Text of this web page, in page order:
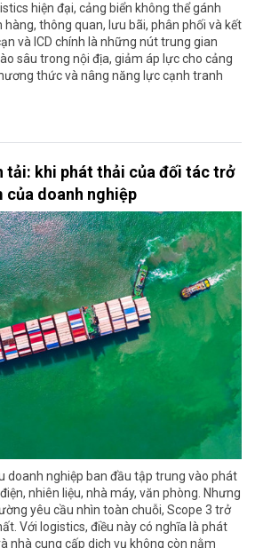
hiện đại, cảng biển không thể gánh
thông quan, lưu bãi, phân phối và kết
và ICD chính là những nút trung gian
sâu trong nội địa, giảm áp lực cho cảng
thức và nâng năng lực cạnh tranh
tải: khi phát thải của đối tác trở
của doanh nghiệp
doanh nghiệp ban đầu tập trung vào phát
nhiên liệu, nhà máy, văn phòng. Nhưng
yêu cầu nhìn toàn chuỗi, Scope 3 trở
Với logistics, điều này có nghĩa là phát
nhà cung cấp dịch vụ không còn nằm